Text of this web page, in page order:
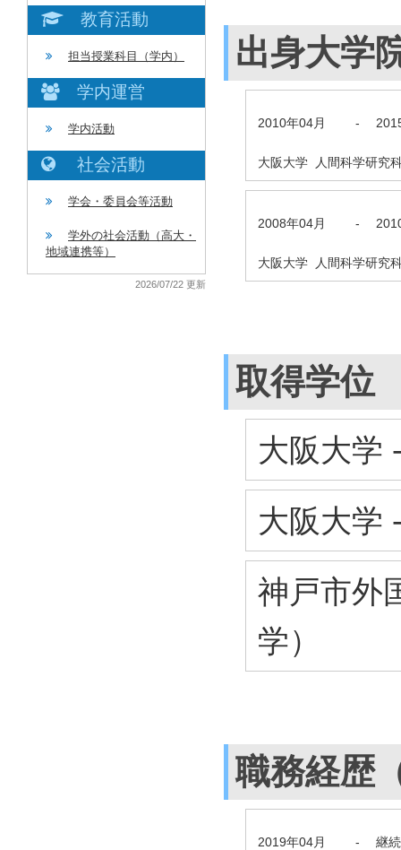
教育活動
担当授業科目（学内）
学内運営
学内活動
社会活動
学会・委員会等活動
学外の社会活動（高大・
地域連携等）
2026/07/22 更新
出身大学
2010年04月 -
大阪大学 人間科学研究
2008年04月 -
大阪大学 人間科学研究
取得学位
大阪大学
大阪大学
神戸市外
学）
職務経歴
2019年04月 - 継